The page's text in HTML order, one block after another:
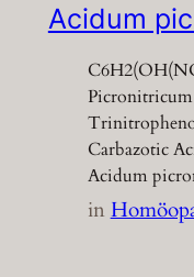
Acidum
Carbazotic
Acidum
in